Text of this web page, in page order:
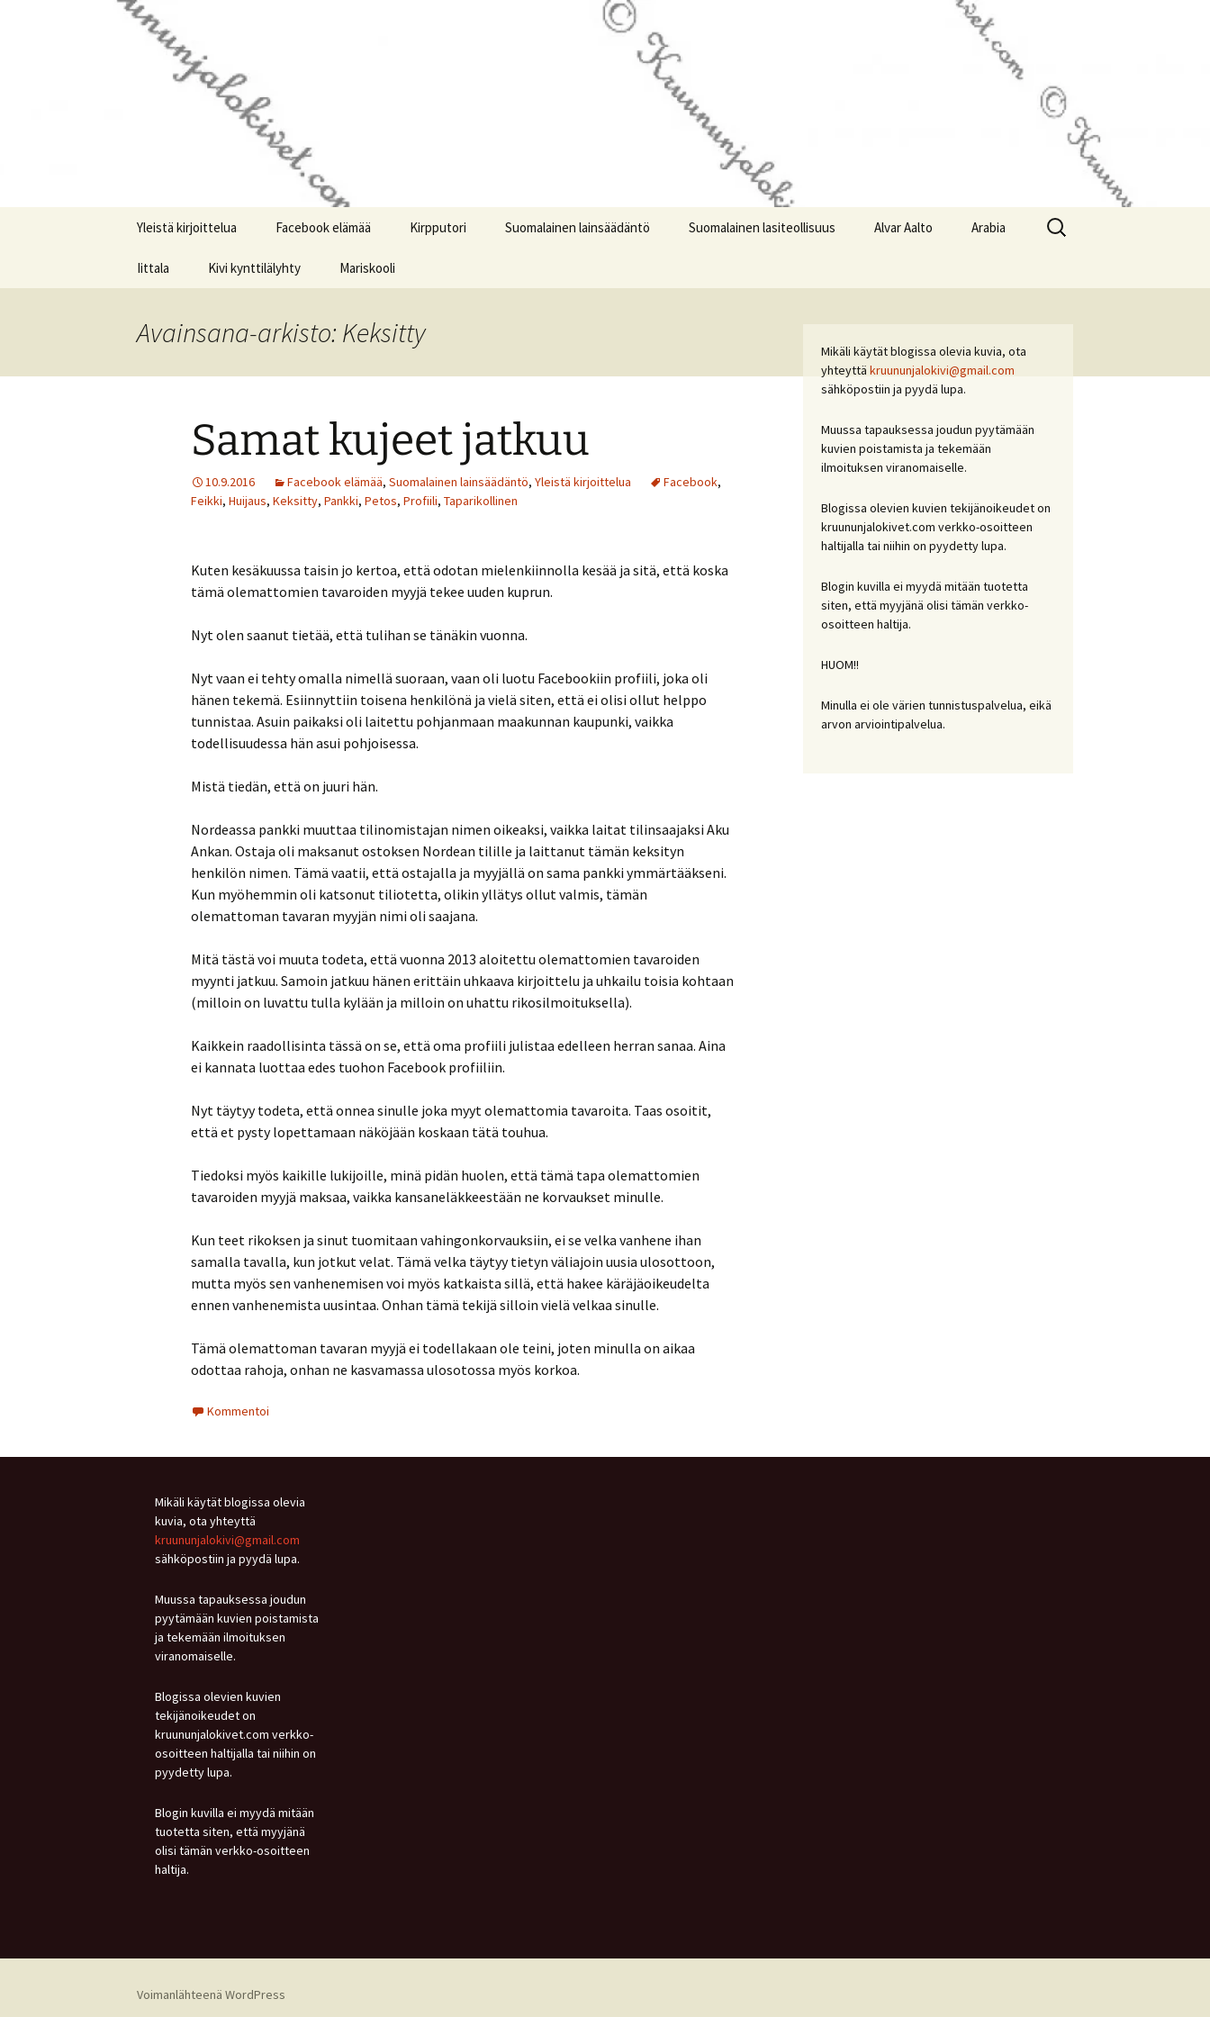
© Kruununjalokivet.com
Kotimaiseen lasiin keskittyvä blogi
Yleistä kirjoittelua Facebook elämää Kirpputori Suomalainen lainsäädäntö Suomalainen lasiteollisuus Alvar Aalto Arabia
Iittala Kivi kynttilälyhty Mariskooli
Haku:
Avainsana-arkisto: Keksitty
Samat kujeet jatkuu
10.9.2016 Facebook elämää, Suomalainen lainsäädäntö, Yleistä kirjoittelua Facebook,
Feikki, Huijaus, Keksitty, Pankki, Petos, Profiili, Taparikollinen
Kuten kesäkuussa taisin jo kertoa, että odotan mielenkiinnolla kesää ja sitä, että koska
tämä olemattomien tavaroiden myyjä tekee uuden kuprun.
Nyt olen saanut tietää, että tulihan se tänäkin vuonna.
Nyt vaan ei tehty omalla nimellä suoraan, vaan oli luotu Facebookiin profiili, joka oli
hänen tekemä. Esiinnyttiin toisena henkilönä ja vielä siten, että ei olisi ollut helppo
tunnistaa. Asuin paikaksi oli laitettu pohjanmaan maakunnan kaupunki, vaikka
todellisuudessa hän asui pohjoisessa.
Mistä tiedän, että on juuri hän.
Nordeassa pankki muuttaa tilinomistajan nimen oikeaksi, vaikka laitat tilinsaajaksi Aku
Ankan. Ostaja oli maksanut ostoksen Nordean tilille ja laittanut tämän keksityn
henkilön nimen. Tämä vaatii, että ostajalla ja myyjällä on sama pankki ymmärtääkseni.
Kun myöhemmin oli katsonut tiliotetta, olikin yllätys ollut valmis, tämän
olemattoman tavaran myyjän nimi oli saajana.
Mitä tästä voi muuta todeta, että vuonna 2013 aloitettu olemattomien tavaroiden
myynti jatkuu. Samoin jatkuu hänen erittäin uhkaava kirjoittelu ja uhkailu toisia kohtaan
(milloin on luvattu tulla kylään ja milloin on uhattu rikosilmoituksella).
Kaikkein raadollisinta tässä on se, että oma profiili julistaa edelleen herran sanaa. Aina
ei kannata luottaa edes tuohon Facebook profiiliin.
Nyt täytyy todeta, että onnea sinulle joka myyt olemattomia tavaroita. Taas osoitit,
että et pysty lopettamaan näköjään koskaan tätä touhua.
Tiedoksi myös kaikille lukijoille, minä pidän huolen, että tämä tapa olemattomien
tavaroiden myyjä maksaa, vaikka kansaneläkkeestään ne korvaukset minulle.
Kun teet rikoksen ja sinut tuomitaan vahingonkorvauksiin, ei se velka vanhene ihan
samalla tavalla, kun jotkut velat. Tämä velka täytyy tietyn väliajoin uusia ulosottoon,
mutta myös sen vanhenemisen voi myös katkaista sillä, että hakee käräjäoikeudelta
ennen vanhenemista uusintaa. Onhan tämä tekijä silloin vielä velkaa sinulle.
Tämä olemattoman tavaran myyjä ei todellakaan ole teini, joten minulla on aikaa
odottaa rahoja, onhan ne kasvamassa ulosotossa myös korkoa.
Kommentoi
Mikäli käytät blogissa olevia kuvia, ota
yhteyttä kruununjalokivi@gmail.com
sähköpostiin ja pyydä lupa.
Muussa tapauksessa joudun pyytämään
kuvien poistamista ja tekemään
ilmoituksen viranomaiselle.
Blogissa olevien kuvien tekijänoikeudet on
kruununjalokivet.com verkko-osoitteen
haltijalla tai niihin on pyydetty lupa.
Blogin kuvilla ei myydä mitään tuotetta
siten, että myyjänä olisi tämän verkko-
osoitteen haltija.
HUOM!!
Minulla ei ole värien tunnistuspalvelua, eikä
arvon arviointipalvelua.
Mikäli käytät blogissa olevia
kuvia, ota yhteyttä
kruununjalokivi@gmail.com
sähköpostiin ja pyydä lupa.
Muussa tapauksessa joudun
pyytämään kuvien poistamista
ja tekemään ilmoituksen
viranomaiselle.
Blogissa olevien kuvien
tekijänoikeudet on
kruununjalokivet.com verkko-
osoitteen haltijalla tai niihin on
pyydetty lupa.
Blogin kuvilla ei myydä mitään
tuotetta siten, että myyjänä
olisi tämän verkko-osoitteen
haltija.
Voimanlähteenä WordPress